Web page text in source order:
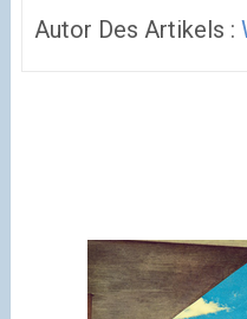
Autor Des Artikels :